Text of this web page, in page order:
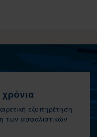
εξυπηρέτηση
των ασφαλιστικών